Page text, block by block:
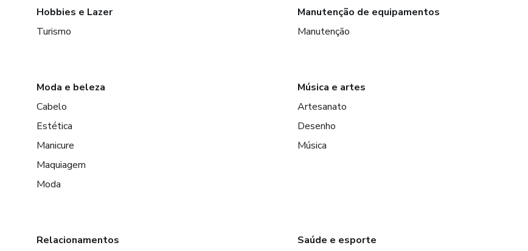
Hobbies e Lazer
Turismo
Manutenção de equipamentos
Manutenção
Moda e beleza
Cabelo
Estética
Manicure
Maquiagem
Moda
Música e artes
Artesanato
Desenho
Música
Relacionamentos Saúde e esporte